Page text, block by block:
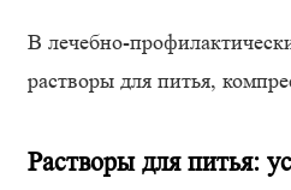
В лечебно-
растворы для питья,
Растворы для питья: